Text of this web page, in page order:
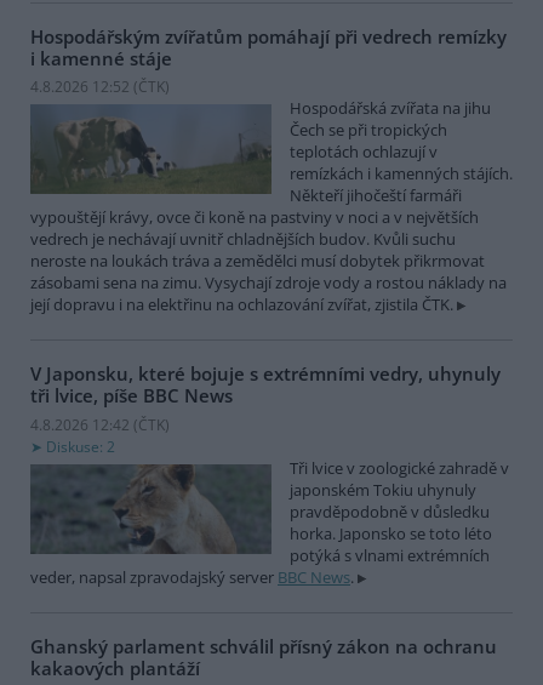
Hospodářským zvířatům pomáhají při vedrech remízky
i kamenné stáje
4.8.2026 12:52 (ČTK)
Hospodářská zvířata na jihu
Čech se při tropických
teplotách ochlazují v
remízkách i kamenných stájích.
Někteří jihočeští farmáři
vypouštějí krávy, ovce či koně na pastviny v noci a v největších
vedrech je nechávají uvnitř chladnějších budov. Kvůli suchu
neroste na loukách tráva a zemědělci musí dobytek přikrmovat
zásobami sena na zimu. Vysychají zdroje vody a rostou náklady na
její dopravu i na elektřinu na ochlazování zvířat, zjistila ČTK.
V Japonsku, které bojuje s extrémními vedry, uhynuly
tři lvice, píše BBC News
4.8.2026 12:42 (ČTK)
Diskuse: 2
Tři lvice v zoologické zahradě v
japonském Tokiu uhynuly
pravděpodobně v důsledku
horka. Japonsko se toto léto
potýká s vlnami extrémních
veder, napsal zpravodajský server BBC News.
Ghanský parlament schválil přísný zákon na ochranu
kakaových plantáží